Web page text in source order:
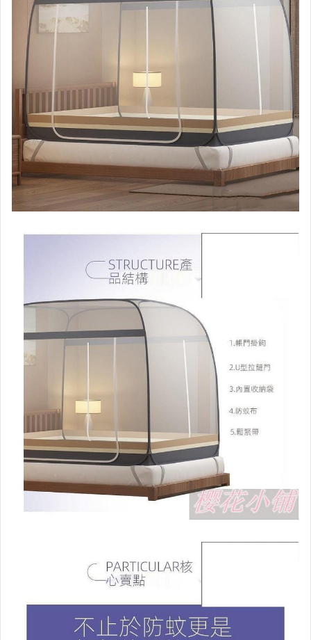
汽機車精品百貨
居家、家具與園藝
玩具、模型與公仔
女裝與服飾配件
偶像、球員卡與郵幣
手錶與飾品配件
女包精品與女鞋